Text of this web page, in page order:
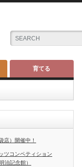
育てる
店）開催中！
ツコンペティション
治記念館）